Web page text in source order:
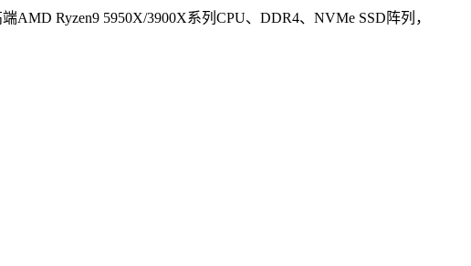
Ryzen9 5950X/3900X系列CPU、DDR4、NVMe SSD阵列，